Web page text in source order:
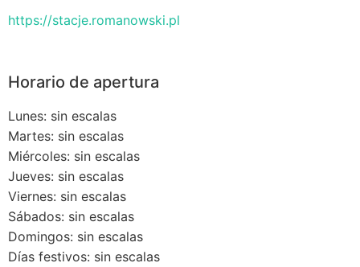
https://stacje.romanowski.pl
Horario de apertura
Lunes: sin escalas
Martes: sin escalas
Miércoles: sin escalas
Jueves: sin escalas
Viernes: sin escalas
Sábados: sin escalas
Domingos: sin escalas
Días festivos: sin escalas